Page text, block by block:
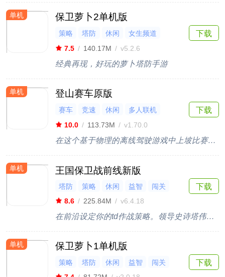
单机 保卫萝卜2单机版
策略 塔防 休闲
女生频道
怀旧经典
7.5 / 140.17M / v5.2.6
经典再现，好玩的萝卜塔防手游
下载
单机 登山赛车原版
赛车 竞速 休闲
多人联机
闯关
10.0 / 113.73M / v1.70.0
在这个基于物理的离线驾驶游戏中上坡比赛获胜！
下载
单机 王国保卫战前线新版
塔防 策略 休闲 益智
闯关
8.6 / 225.84M / v6.4.18
在前沿设定你的td作战策略。领导史诗塔伟大的英雄
下载
单机 保卫萝卜1单机版
策略 塔防 休闲 益智
闯关
下载